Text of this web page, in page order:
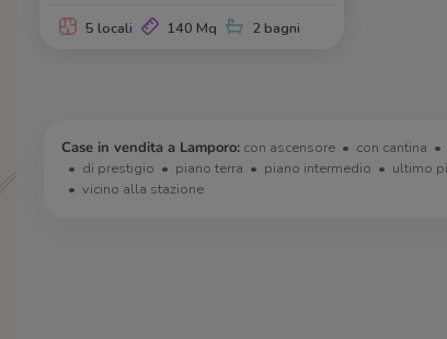
5 locali 140 Mq 2 bagni
Case in vendita a Lamporo: con ascensore con cantina
di prestigio
piano terra piano intermedio ultimo
vicino alla stazione